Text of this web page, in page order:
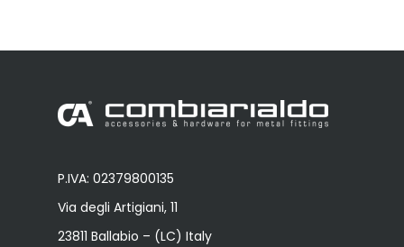
P.IVA: 02379800135
Via degli Artigiani, 11
23811 Ballabio – (LC) Italy